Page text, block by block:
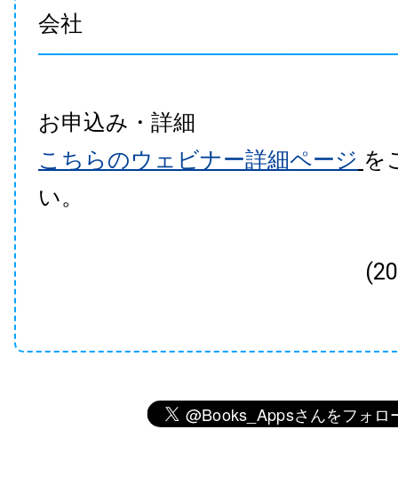
会社
お申込み・詳細
こちらのウェビナー詳細ページ を
い。